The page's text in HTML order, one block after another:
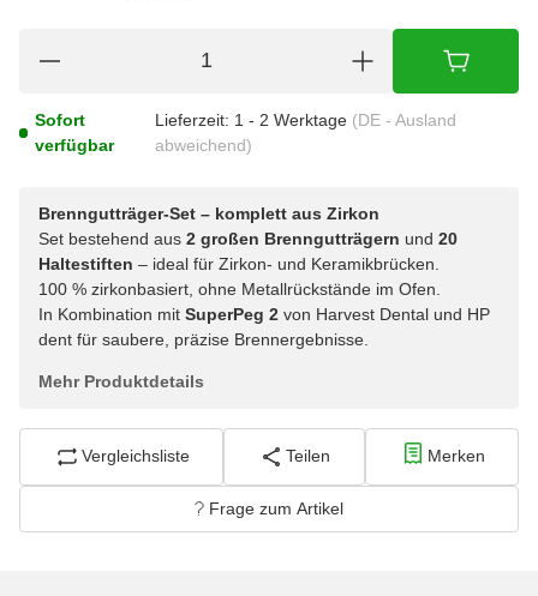
Sofort
verfügbar
Lieferzeit: 1 - 2 Werktage (DE - Ausland
abweichend)
Brenngutträger-Set – komplett aus Zirkon
Set bestehend aus 2 großen Brenngutträgern und 20
Haltestiften – ideal für Zirkon- und Keramikbrücken.
100 % zirkonbasiert, ohne Metallrückstände im Ofen.
In Kombination mit SuperPeg 2 von Harvest Dental und HP
dent für saubere, präzise Brennergebnisse.
Mehr Produktdetails
Vergleichsliste Teilen Merken
Frage zum Artikel